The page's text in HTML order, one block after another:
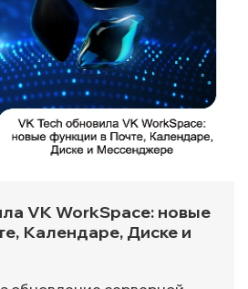
VK WorkSpace: новые
Календаре, Диске и